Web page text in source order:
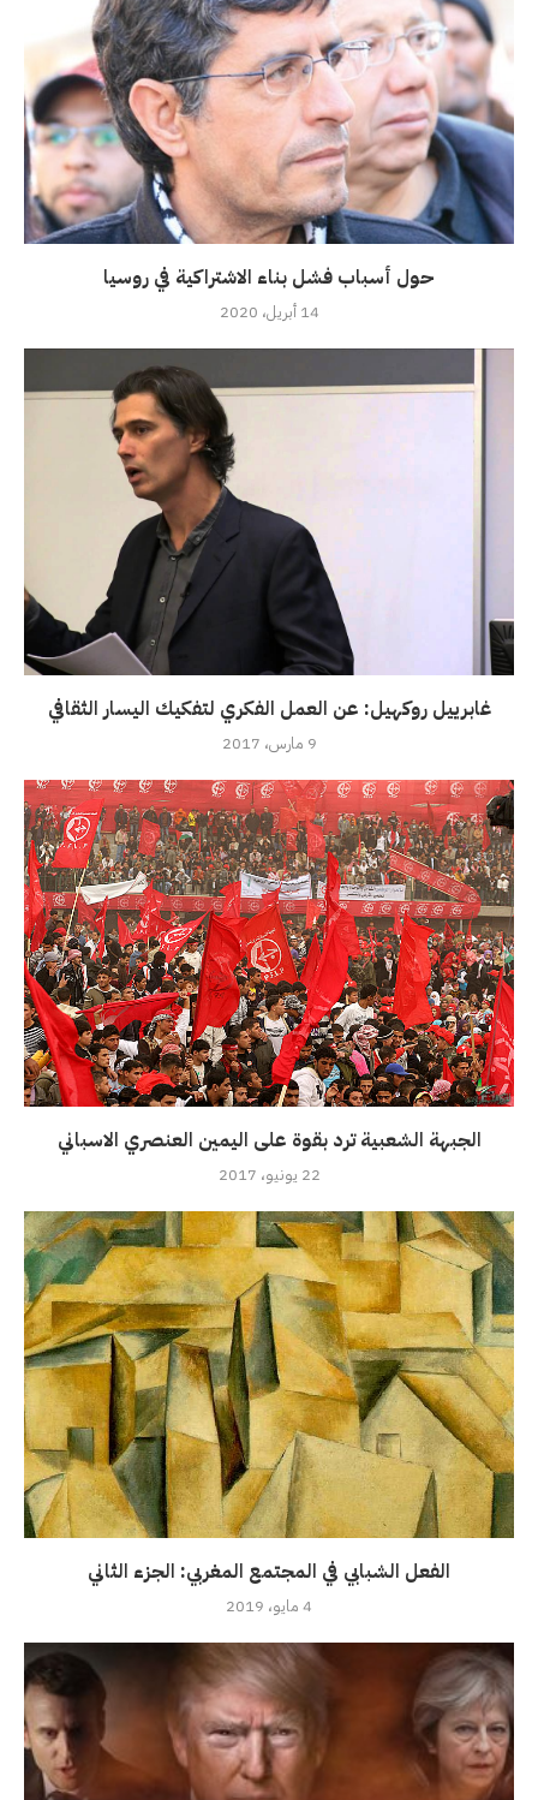
حول أسباب فشل بناء الاشتراكية في روسيا
14 أبريل، 2020
غابرييل روكهيل: عن العمل الفكري لتفكيك اليسار الثقافي
9 مارس، 2017
الجبهة الشعبية ترد بقوة على اليمين العنصري الاسباني
22 يونيو، 2017
الفعل الشبابي في المجتمع المغربي: الجزء الثاني
4 مايو، 2019